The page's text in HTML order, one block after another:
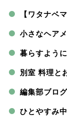
【ワタナベ
小さなヘア
暮らすよう
別室 料理と
編集部ブログ
ひとやすみ